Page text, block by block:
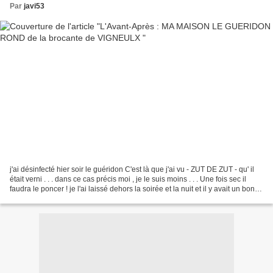
Par javi53
j'ai désinfecté hier soir le guéridon C'est là que j'ai vu - ZUT DE ZUT - qu' il
était verni . . . dans ce cas précis moi , je le suis moins . . . Une fois sec il
faudra le poncer ! je l'ai laissé dehors la soirée et la nuit et il y avait un bon